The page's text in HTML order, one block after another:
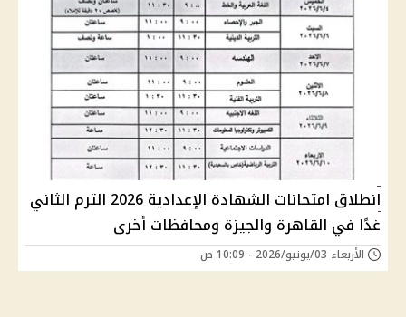
انطلاق امتحانات الشهادة الإعدادية 2026 الترم الثاني
غدًا في القاهرة والجيزة ومحافظات أخرى
الأربعاء 03/يونيو/2026 - 10:09 ص